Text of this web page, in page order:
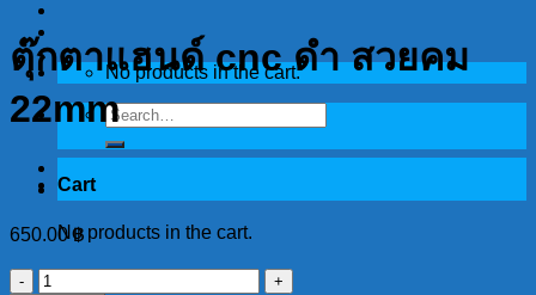
No products in the cart.
Search
for:
Cart
No products in the cart.
ตุ๊กตาแฮนด์ cnc ดำ สวยคม
22mm
650.00฿
ตุ๊กตา